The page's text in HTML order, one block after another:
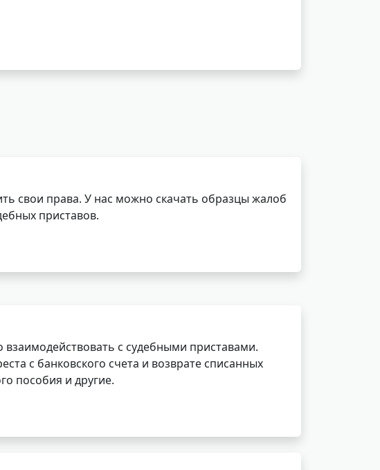
свои права. У нас можно скачать образцы жалоб
приставов.
с судебными приставами.
с банковского счета и возврате списанных
пособия и другие.